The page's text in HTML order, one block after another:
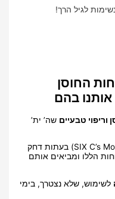
לגיל הרך!
החוסן
אותנו בהם
וריפוי טבעיים שה’ ית’
(SIX C’s Model) בעתות דחק
הללו ומביאים אותם
לשימוש, שלא נצטרך, בימי